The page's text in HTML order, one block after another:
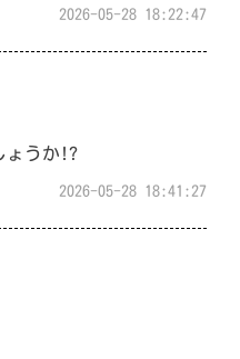
2026-05-28 18:22:47
ょうか!?
2026-05-28 18:41:27